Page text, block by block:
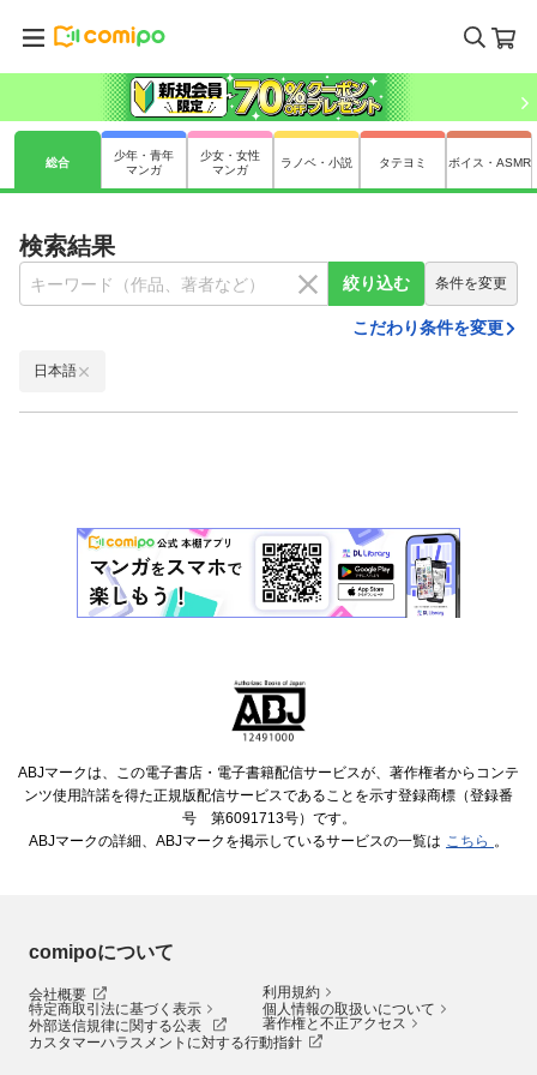
総合
少年・青年
マンガ
少女・女性
マンガ
ラノベ・小説 タテヨミ ボイス・ASMR
検索結果
絞り込む 条件を変更
こだわり条件を変更
日本語
ABJマークは、この電子書店・電子書籍配信サービスが、著作権者からコンテ
ンツ使用許諾を得た正規版配信サービスであることを示す登録商標（登録番
号 第6091713号）です。
ABJマークの詳細、ABJマークを掲示しているサービスの一覧は こちら 。
comipoについて
会社概要
利用規約
特定商取引法に基づく表示
個人情報の取扱いについて
外部送信規律に関する公表
著作権と不正アクセス
カスタマーハラスメントに対する行動指針